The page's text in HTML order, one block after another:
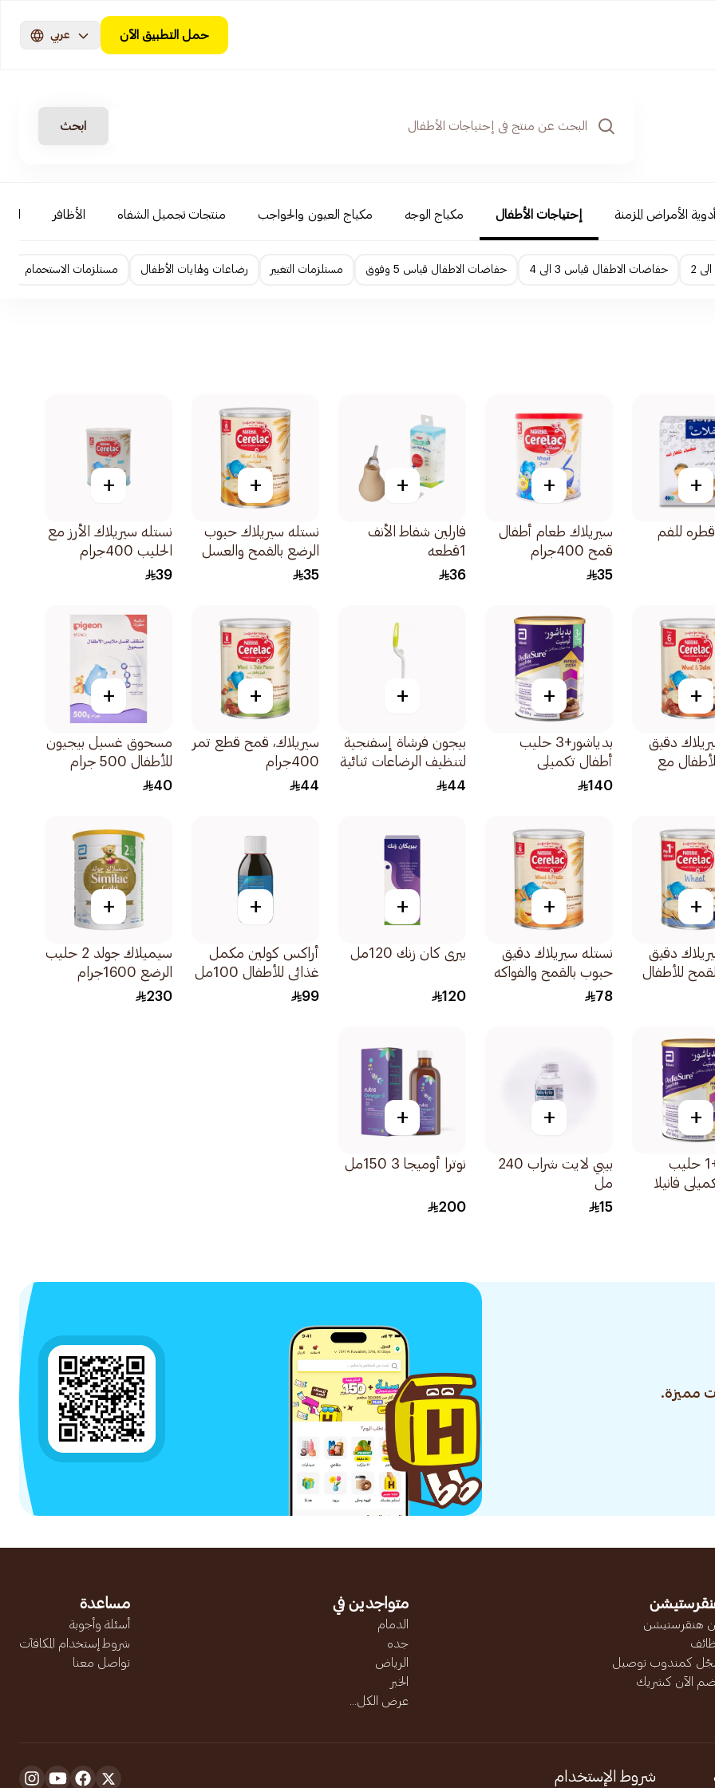
حمل التطبيق الآن عربي
ابحث
أدوية الأمراض المزمنة إحتياجات الأطفال مكياج الوجه مكياج العيون والحواجب منتجات تجميل الشفاه الأظافر
حفاضات الاطفال قياس 3 الى 4 حفاضات الاطفال قياس 5 وفوق مستلزمات التغيير رضاعات ولهايات الأطفال مستلزمات الاستحمام
+
للفم
+
سيريلاك طعام أطفال
قمح 400جرام
35
+
فارلين شفاط الأنف
1قطعه
36
+
نستله سيريلاك حبوب
الرضع بالقمح والعسل
400جرام
35
+
نستله سيريلاك الأرز مع
الحليب 400جرام
39
+
دقيق
مع
وتمر
+
بدياشور+3 حليب
أطفال تكميلي
شوكولاتة 900جرام
140
+
بيجون فرشاة إسفنجية
لتنظيف الرضاعات ثنائية
الاتجاه متعددة الألوان
44
+
سيريلاك، قمح قطع تمر
400جرام
44
+
مسحوق غسيل بيجيون
للأطفال 500 جرام
40
+
دقيق
للأطفال
+
نستله سيريلاك دقيق
حبوب بالقمح والفواكه
للأطفال 1كيلو
78
+
بيرى كان زنك 120مل
120
+
أراكس كولين مكمل
غذائي للأطفال 100مل
99
+
سيميلاك جولد 2 حليب
الرضع 1600جرام
230
+
بدياشور+1 حليب
فانيلا
+
بيبي لايت شراب 240
مل
15
+
نوترا أوميجا 3 150مل
200
مميزة.
هنقرستيشن
كمندوب توصيل
الآن كشريك
متواجدين في
الدمام
جده
الرياض
الخبر
عرض الكل...
مساعدة
أسئلة وأجوبة
شروط إستخدام المكافآت
تواصل معنا
شروط الإستخدام